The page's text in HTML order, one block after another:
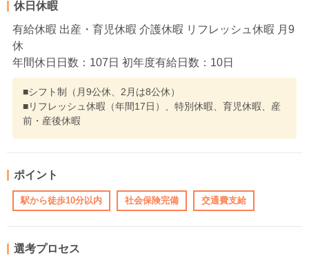
休日休暇
有給休暇 出産・育児休暇 介護休暇 リフレッシュ休暇 月9
休
年間休日日数：107日 初年度有給日数：10日
■シフト制（月9公休、2月は8公休）
■リフレッシュ休暇（年間17日）、特別休暇、育児休暇、産
前・産後休暇
ポイント
駅から徒歩10分以内 社会保険完備 交通費支給
選考プロセス